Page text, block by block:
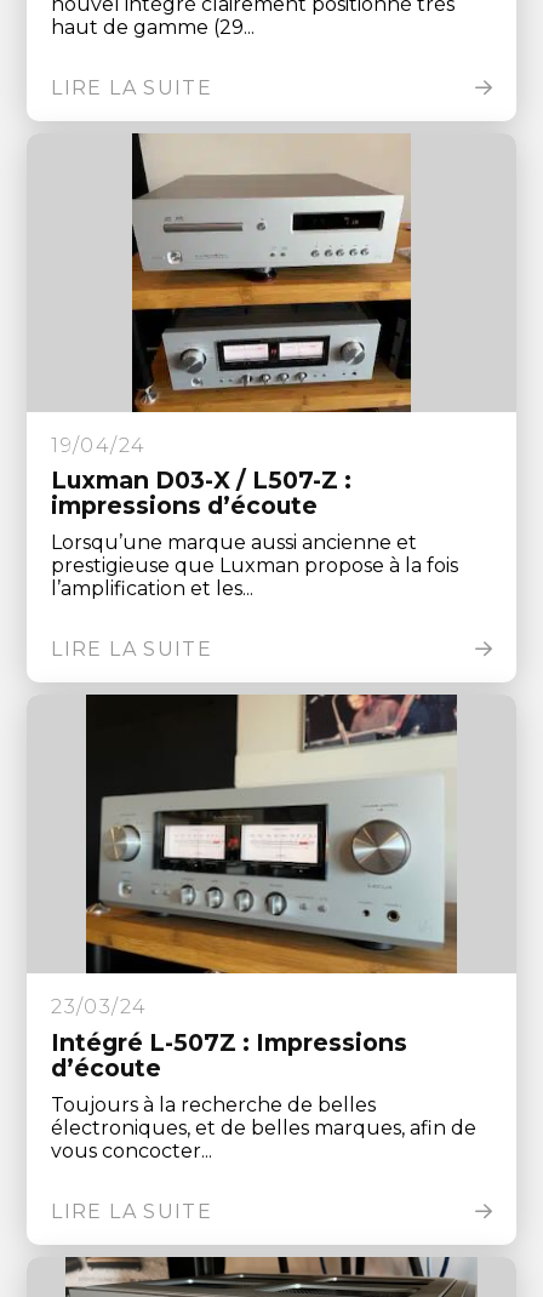
haut de gamme (29...
LIRE LA SUITE
19/04/24
Luxman D03-X / L507-Z :
impressions d’écoute
Lorsqu’une marque aussi ancienne et
prestigieuse que Luxman propose à la fois
l’amplification et les...
LIRE LA SUITE
23/03/24
Intégré L-507Z : Impressions
d’écoute
Toujours à la recherche de belles
électroniques, et de belles marques, afin de
vous concocter...
LIRE LA SUITE